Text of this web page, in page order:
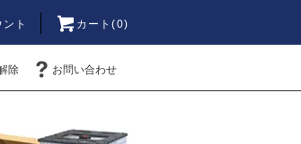
ト カート(0)
除 お問い合わせ